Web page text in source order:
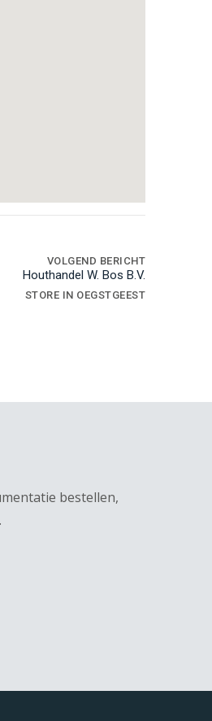
VOLGEND BERICHT
Houthandel W. Bos B.V.
STORE IN OEGSTGEEST
bestellen,